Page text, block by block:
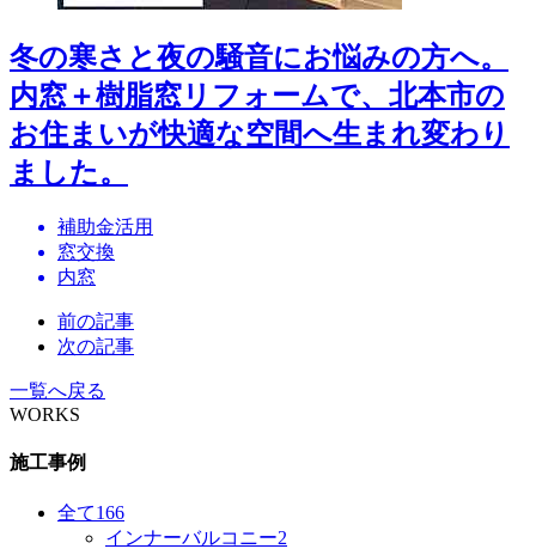
冬の寒さと夜の騒音にお悩みの方へ。
内窓＋樹脂窓リフォームで、北本市の
お住まいが快適な空間へ生まれ変わり
ました。
補助金活用
窓交換
内窓
前の記事
次の記事
一覧へ戻る
WORKS
施工事例
全て166
インナーバルコニー2